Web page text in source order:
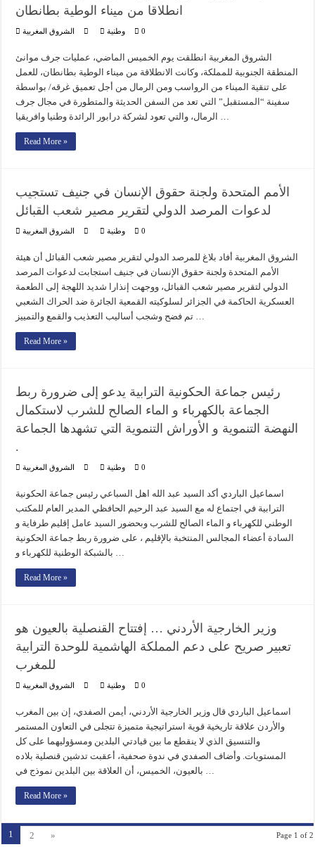
انطلاقا من ميناء الوطية بطانطان
الشروق المغربية وطنية 0
الشروق المغربية انطلقت يوم الخميس الماضي، عمليات جرف موانئ
المنطقة الجنوبية للمملكة، وكانت الانطلاقة من ميناء الوطية بطانطان، للعمل
على تنقية الميناء من الرواسب ومن الرمال من أجل تعميق غرقه/ بواسطة
سفينة “المستقبل” التي تعد من السفن الحديثة والمتطورة في مجال جرف
الرمال، والتي تعود لشركة درابور الرائدة وطنيا وافريقيا …
Read More »
الأمم المتحدة ولجنة حقوق الإنسان في جنيف تستجيب
لدعوات المرصد الدولي لتقرير مصير شعب القبائل
الشروق المغربية وطنية 0
الشروق المغربية أفاد بلاغ للمرصد الدولي لتقرير مصير شعب القبائل أن هيئة
الأمم المتحدة ولجنة حقوق الإنسان في جنيف استجابت لدعوات المرصد
الدولي لتقرير مصير شعب القبائل، ووجهت إنذارا شديد اللهجة إلى الطعمة
العسكرية الحاكمة في الجزائر لسلوكيته القمعية الجائرة ضد الحراك الشعبي
تم فضح وشجب أساليب التعذيب والقمع والتمييز …
Read More »
رئيس جماعة الحكونية الترابية يدعو إلى ضرورة ربط
الجماعة بالكهرباء و الماء الصالح للشرب لاستكمال
النهضة التنموية و الأوراش التنموية التي تشهدها الجماعة
.
الشروق المغربية وطنية 0
اسماعيل الباردي أكد السيد عبد الله اهل السباعي رئيس جماعة الحكونية
الترابية في اجتماع له مع السيد عبد الرحيم الحافظي المدير العام للمكتب
الوطني للكهرباء و الماء الصالح للشرب وبحضور السيد عامل إقليم طرفاية و
السادة أعضاء المجالس المنتخبة بالإقليم ، على ضرورة ربط جماعة الحكونية
بالشبكة الوطنية للكهرباء و …
Read More »
وزير الخارجية الأردني … إفتتاح القنصلية بالعيون هو
تعبير صريح على دعم المملكة الهاشمية للوحدة الترابية
للمغرب
الشروق المغربية وطنية 0
اسماعيل الباردي قال وزير الخارجية الأردني، أيمن الصفدي، إن بين المغرب
والأردن علاقة تاريخية قوية استراتيجية متميزة تتجلى في التعاون المستمر
والتنسيق الذي لا ينقطع ما بين قيادتي البلدين ومسؤوليهما على كل
المستويات. وأضاف الصفدي في ندوة صحفية، أعقبت تدشين قنصلية بلاده
بالعيون، الخميس، أن العلاقة بين البلدين نموذج في …
Read More »
Page 1 of 2
1 2 »